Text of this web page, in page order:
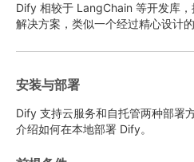
Dify 相较于 LangChain 等开发库
解决方案，类似一个经过精心设计的
安装与部署
Dify 支持云服务和自托管两种部署
介绍如何在本地部署 Dify。